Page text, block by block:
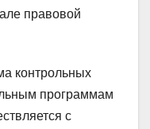
правовой
контрольных
программам
с